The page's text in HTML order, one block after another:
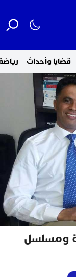
قضايا وأحداث
ومسلسل